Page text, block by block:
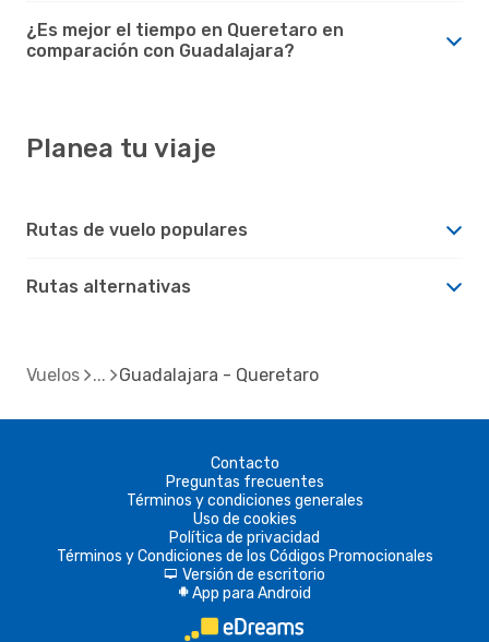
¿Es mejor el tiempo en Queretaro en
comparación con Guadalajara?
Planea tu viaje
Rutas de vuelo populares
Rutas alternativas
Vuelos Guadalajara - Queretaro
Contacto
Preguntas frecuentes
Términos y condiciones generales
Uso de cookies
Política de privacidad
Términos y Condiciones de los Códigos Promocionales
d Versión de escritorio
A App para Android